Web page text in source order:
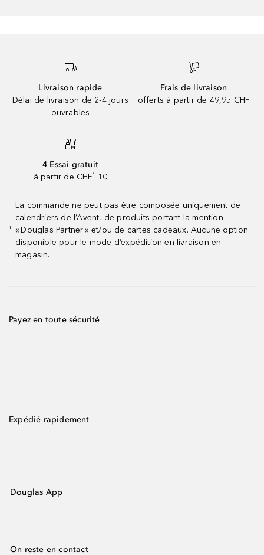
Livraison rapide
Délai de livraison de 2-4 jours
ouvrables
Frais de livraison
offerts à partir de 49,95 CHF
4 Essai gratuit
à partir de CHF¹ 10
¹
La commande ne peut pas être composée uniquement de
calendriers de l’Avent, de produits portant la mention
« Douglas Partner » et/ou de cartes cadeaux. Aucune option
disponible pour le mode d’expédition en livraison en
magasin.
Payez en toute sécurité
Expédié rapidement
Douglas App
On reste en contact